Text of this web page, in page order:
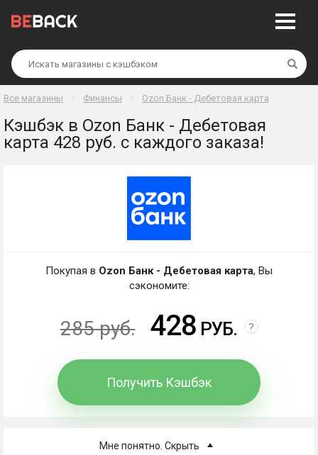
Все магазины Финансы Ozon Банк - Дебетовая карта
Кэшбэк в Ozon Банк - Дебетовая
карта 428 руб. с каждого заказа!
Мне понятно. Скрыть
Покупая в Ozon Банк - Дебетовая карта, Вы
сэкономите:
285 руб. 428 РУБ. ?
Получить Кэшбэк